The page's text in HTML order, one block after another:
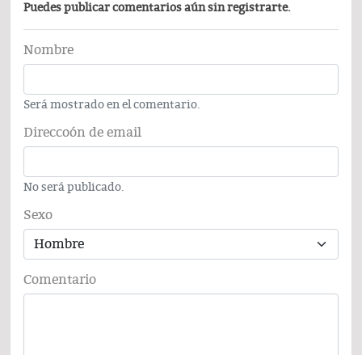
Puedes publicar comentarios aún sin registrarte.
Nombre
Será mostrado en el comentario.
Direccoón de email
No será publicado.
Sexo
Comentario